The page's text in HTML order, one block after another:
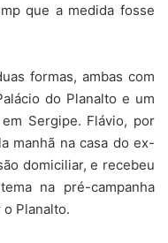
que a medida fosse
formas, ambas com
do Planalto e um
Sergipe. Flávio, por
manhã na casa do ex-
domiciliar, e recebeu
na pré-campanha
Planalto.